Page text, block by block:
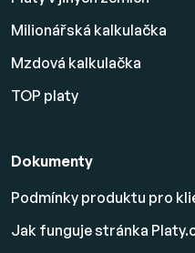
Milionářská kalkulačka
Mzdová kalkulačka
TOP platy
Dokumenty
Podmínky produktu pro
Jak funguje stránka